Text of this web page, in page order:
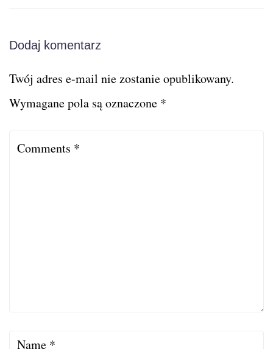
Dodaj komentarz
Twój adres e-mail nie zostanie opublikowany.
Wymagane pola są oznaczone *